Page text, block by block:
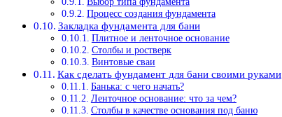
Процесс создания фундамента
Закладка фундамента для бани
Плитное и ленточное основание
Столбы и ростверк
Винтовые сваи
Как сделать фундамент для бани своими руками
Банька: с чего начать?
Ленточное основание: что за чем?
Столбы в качестве основания под баню